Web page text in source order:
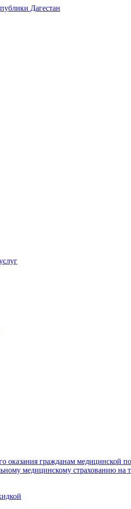
Дагестан
оказания гражданам медицинской
медицинскому страхованию на